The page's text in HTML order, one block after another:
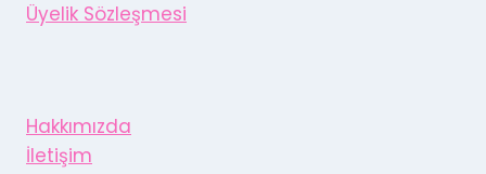
Üyelik Sözleşmesi
Hakkımızda
İletişim